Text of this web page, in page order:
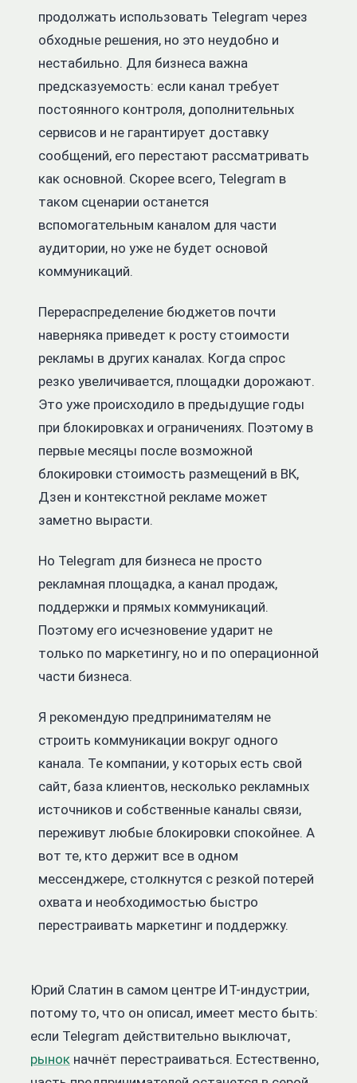
продолжать использовать Telegram через
обходные решения, но это неудобно и
нестабильно. Для бизнеса важна
предсказуемость: если канал требует
постоянного контроля, дополнительных
сервисов и не гарантирует доставку
сообщений, его перестают рассматривать
как основной. Скорее всего, Telegram в
таком сценарии останется
вспомогательным каналом для части
аудитории, но уже не будет основой
коммуникаций.
Перераспределение бюджетов почти
наверняка приведет к росту стоимости
рекламы в других каналах. Когда спрос
резко увеличивается, площадки дорожают.
Это уже происходило в предыдущие годы
при блокировках и ограничениях. Поэтому в
первые месяцы после возможной
блокировки стоимость размещений в ВК,
Дзен и контекстной рекламе может
заметно вырасти.
Но Telegram для бизнеса не просто
рекламная площадка, а канал продаж,
поддержки и прямых коммуникаций.
Поэтому его исчезновение ударит не
только по маркетингу, но и по операционной
части бизнеса.
Я рекомендую предпринимателям не
строить коммуникации вокруг одного
канала. Те компании, у которых есть свой
сайт, база клиентов, несколько рекламных
источников и собственные каналы связи,
переживут любые блокировки спокойнее. А
вот те, кто держит все в одном
мессенджере, столкнутся с резкой потерей
охвата и необходимостью быстро
перестраивать маркетинг и поддержку.
Юрий Слатин в самом центре ИТ-индустрии,
потому то, что он описал, имеет место быть:
если Telegram действительно выключат,
рынокначнёт перестраиваться. Естественно,